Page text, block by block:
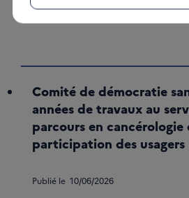
Comité de démocratie
années de travaux au
parcours en cancérologie
participation des usagers
Publié le 10/06/2026